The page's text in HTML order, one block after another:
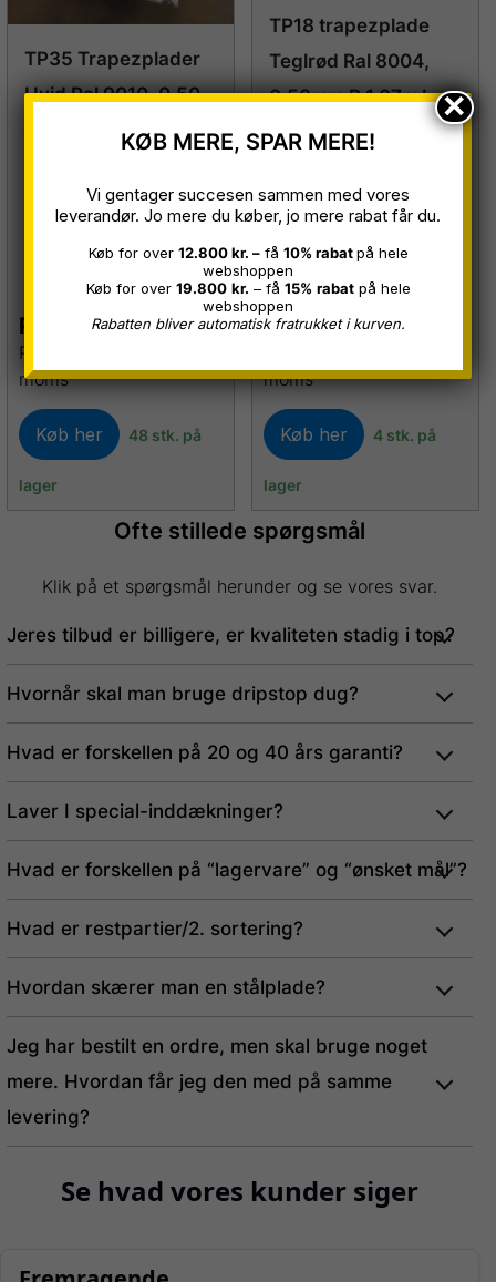
TP35 Trapezplader
Hvid Ral 9010, 0,50
mm B 1,00 x 3,00
Restparti
Pr. stk.249,00kr.
Prisen er inkl. skruer og
moms
Køb her 48 stk. på
lager
TP18 trapezplade
Teglrød Ral 8004,
0,50mm B 1,07 x L
5,00 meter
Restparti
Pr. stk.449,00
moms
Køb her 4 stk. på
lager
Ofte stillede spørgsmål
Klik på et spørgsmål herunder og se vores svar.
Jeres tilbud er billigere, er kvaliteten stadig i top?
Hvornår skal man bruge dripstop dug?
Hvad er forskellen på 20 og 40 års garanti?
Laver I special-inddækninger?
Hvad er forskellen på “lagervare” og “ønsket mål”?
Hvad er restpartier/2. sortering?
Hvordan skærer man en stålplade?
Jeg har bestilt en ordre, men skal bruge noget
mere. Hvordan får jeg den med på samme
levering?
KØB MERE, SPAR MERE!
Vi gentager succesen sammen med vores
leverandør. Jo mere du køber, jo mere rabat får du.
Køb for over 12.800 kr. –få 10% rabatpå hele
webshoppen
Køb for over 19.800 kr. – få 15% rabatpå hele
webshoppen
Rabatten bliver automatisk fratrukket i kurven.
×